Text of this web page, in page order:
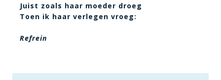
Juist zoals haar moeder droeg
Toen ik haar verlegen vroeg:
Refrein